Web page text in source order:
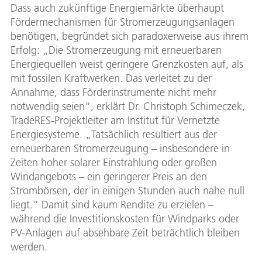
Dass auch zukünftige Energiemärkte überhaupt
Fördermechanismen für Stromerzeugungsanlagen
benötigen, begründet sich paradoxerweise aus ihrem
Erfolg: „Die Stromerzeugung mit erneuerbaren
Energiequellen weist geringere Grenzkosten auf, als
mit fossilen Kraftwerken. Das verleitet zu der
Annahme, dass Förderinstrumente nicht mehr
notwendig seien“, erklärt Dr. Christoph Schimeczek,
TradeRES-Projektleiter am Institut für Vernetzte
Energiesysteme. „Tatsächlich resultiert aus der
erneuerbaren Stromerzeugung – insbesondere in
Zeiten hoher solarer Einstrahlung oder großen
Windangebots – ein geringerer Preis an den
Strombörsen, der in einigen Stunden auch nahe null
liegt.“ Damit sind kaum Rendite zu erzielen –
während die Investitionskosten für Windparks oder
PV-Anlagen auf absehbare Zeit beträchtlich bleiben
werden.